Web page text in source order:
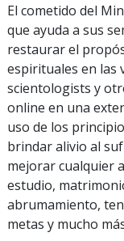
El cometido del
que ayuda a sus
restaurar el
espirituales en las
scientologists y
online en una
uso de los
brindar alivio al
mejorar cualquier
estudio,
abrumamiento,
metas y mucho